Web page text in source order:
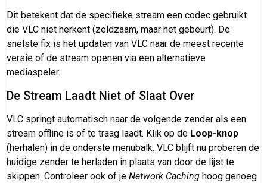
Dit betekent dat de specifieke stream een codec gebruikt
die VLC niet herkent (zeldzaam, maar het gebeurt). De
snelste fix is het updaten van VLC naar de meest recente
versie of de stream openen via een alternatieve
mediaspeler.
De Stream Laadt Niet of Slaat Over
VLC springt automatisch naar de volgende zender als een
stream offline is of te traag laadt. Klik op de Loop-knop
(herhalen) in de onderste menubalk. VLC blijft nu proberen de
huidige zender te herladen in plaats van door de lijst te
skippen. Controleer ook of je Network Caching hoog genoeg